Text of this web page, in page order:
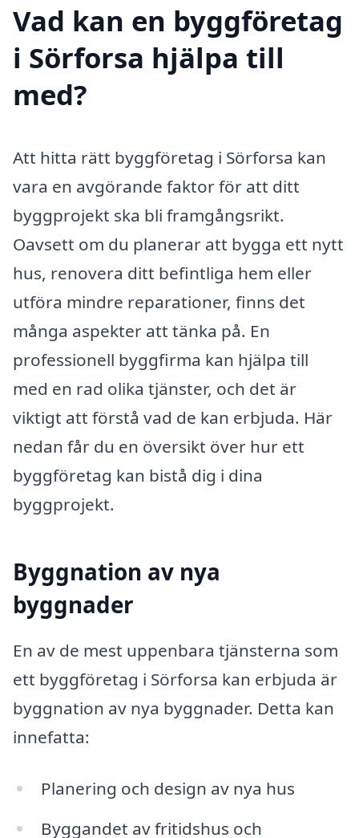
Vad kan en byggföretag
i Sörforsa hjälpa till
med?
Att hitta rätt byggföretag i Sörforsa kan
vara en avgörande faktor för att ditt
byggprojekt ska bli framgångsrikt.
Oavsett om du planerar att bygga ett nytt
hus, renovera ditt befintliga hem eller
utföra mindre reparationer, finns det
många aspekter att tänka på. En
professionell byggfirma kan hjälpa till
med en rad olika tjänster, och det är
viktigt att förstå vad de kan erbjuda. Här
nedan får du en översikt över hur ett
byggföretag kan bistå dig i dina
byggprojekt.
Byggnation av nya
byggnader
En av de mest uppenbara tjänsterna som
ett byggföretag i Sörforsa kan erbjuda är
byggnation av nya byggnader. Detta kan
innefatta:
Planering och design av nya hus
Byggandet av fritidshus och